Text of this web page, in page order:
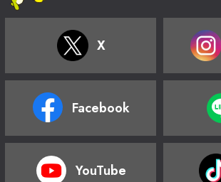
X
Facebook
YouTube